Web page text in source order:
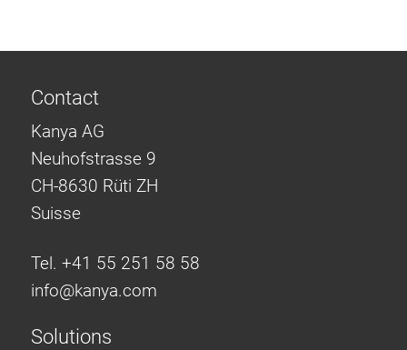
Contact
Kanya AG
Neuhofstrasse 9
CH-8630 Rüti ZH
Suisse
Tel. +41 55 251 58 58
info@kanya.com
Solutions